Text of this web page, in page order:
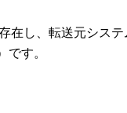
在し、転送元シス
です。